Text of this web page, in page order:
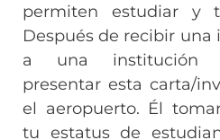
permiten estudiar y
Después de recibir
a una institución
presentar esta carta/
el aeropuerto. Él
tu estatus de